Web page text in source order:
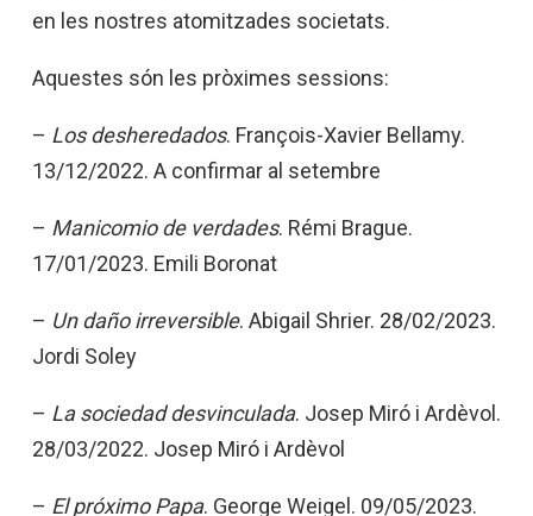
en les nostres atomitzades societats.
Aquestes són les pròximes sessions:
– Los desheredados. François-Xavier Bellamy.
13/12/2022. A confirmar al setembre
– Manicomio de verdades. Rémi Brague.
17/01/2023. Emili Boronat
– Un daño irreversible. Abigail Shrier. 28/02/2023.
Jordi Soley
– La sociedad desvinculada. Josep Miró i Ardèvol.
28/03/2022. Josep Miró i Ardèvol
– El próximo Papa. George Weigel. 09/05/2023.